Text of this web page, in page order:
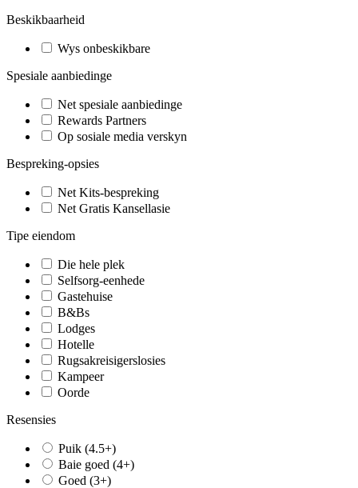
Beskikbaarheid
Wys onbeskikbare
Spesiale aanbiedinge
Net spesiale aanbiedinge
Rewards Partners
Op sosiale media verskyn
Bespreking-opsies
Net Kits-bespreking
Net Gratis Kansellasie
Tipe eiendom
Die hele plek
Selfsorg-eenhede
Gastehuise
B&Bs
Lodges
Hotelle
Rugsakreisigerslosies
Kampeer
Oorde
Resensies
Puik (4.5+)
Baie goed (4+)
Goed (3+)